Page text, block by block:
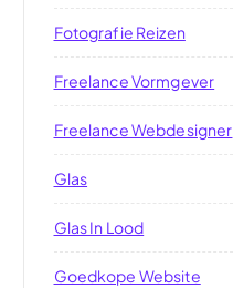
Fotografie Reizen
Freelance Vormgever
Freelance Webdesigner
Glas
Glas In Lood
Goedkope Website